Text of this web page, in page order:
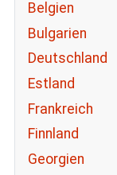
Belgien
Bulgarien
Deutschland
Estland
Frankreich
Finnland
Georgien